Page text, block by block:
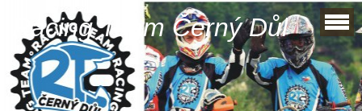
Racing Team Černý Důl